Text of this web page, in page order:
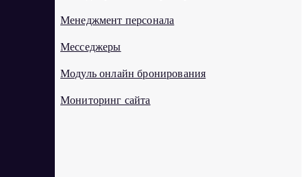
Менеджмент персонала
Месседжеры
Модуль онлайн бронирования
Мониторинг сайта